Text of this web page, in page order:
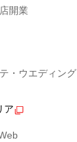
開業
・ウエディング
ア